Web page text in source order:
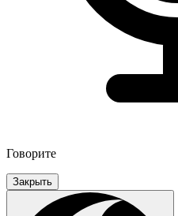
Говорите
Закрыть